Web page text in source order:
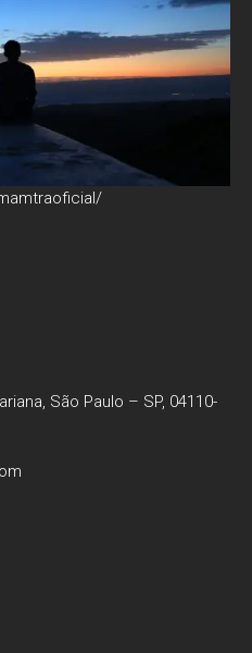
São Paulo – SP, 04110-